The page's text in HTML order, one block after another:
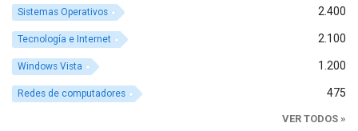
2.400
Sistemas Operativos
2.100
Tecnología e Internet
1.200
Windows Vista
475
Redes de computadores
VER TODOS »